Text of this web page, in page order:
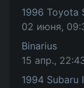
1996 Toyota
02 июня,
Binarius
15 апр.,
1994 Subaru